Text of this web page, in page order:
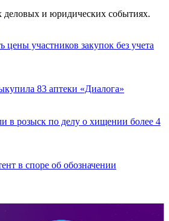
деловых и юридических событиях.
цены участников закупок без учета
83 аптеки «Диалога»
в розыск по делу о хищении более 4
в споре об обозначении